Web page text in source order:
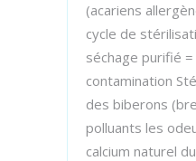
(acariens
cycle de
séchage purifié
contamination
des biberons
polluants les
calcium naturel